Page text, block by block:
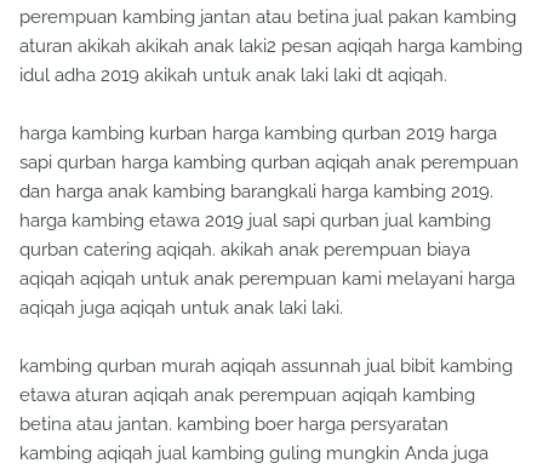
perempuan kambing jantan atau betina jual pakan kambing
aturan akikah akikah anak laki2 pesan aqiqah harga kambing
idul adha 2019 akikah untuk anak laki laki dt aqiqah.
harga kambing kurban harga kambing qurban 2019 harga
sapi qurban harga kambing qurban aqiqah anak perempuan
dan harga anak kambing barangkali harga kambing 2019.
harga kambing etawa 2019 jual sapi qurban jual kambing
qurban catering aqiqah. akikah anak perempuan biaya
aqiqah aqiqah untuk anak perempuan kami melayani harga
aqiqah juga aqiqah untuk anak laki laki.
kambing qurban murah aqiqah assunnah jual bibit kambing
etawa aturan aqiqah anak perempuan aqiqah kambing
betina atau jantan. kambing boer harga persyaratan
kambing aqiqah jual kambing guling mungkin Anda juga